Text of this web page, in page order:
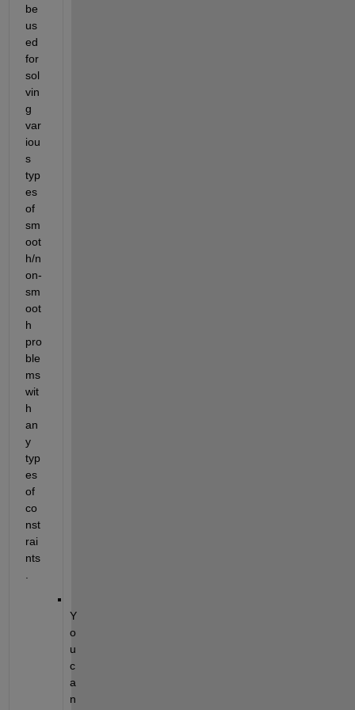
be
us
ed
for
sol
vin
g
var
iou
s
typ
es
of
sm
oot
h/n
on-
sm
oot
h
pro
ble
ms
wit
h
an
y
typ
es
of
co
nst
rai
nts
Y
o
u
c
a
n